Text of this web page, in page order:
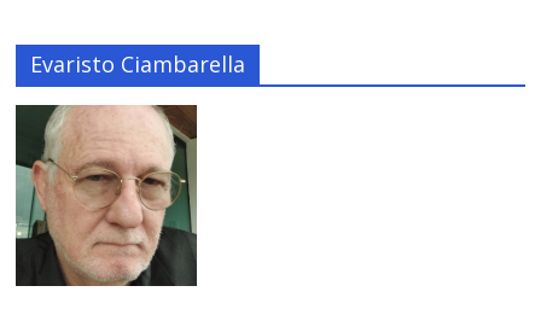
Evaristo Ciambarella